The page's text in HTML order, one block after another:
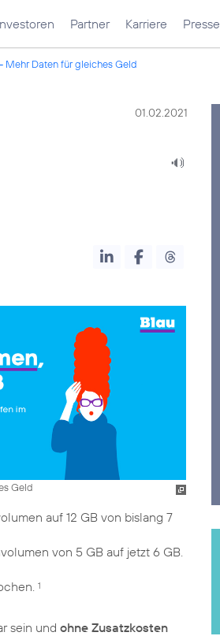
Partner Karriere Presse
Mehr Daten für gleiches Geld
01.02.2021
Geld
auf 12 GB von bislang 7
von 5 GB auf jetzt 6 GB.
1
sein und ohne Zusatzkosten